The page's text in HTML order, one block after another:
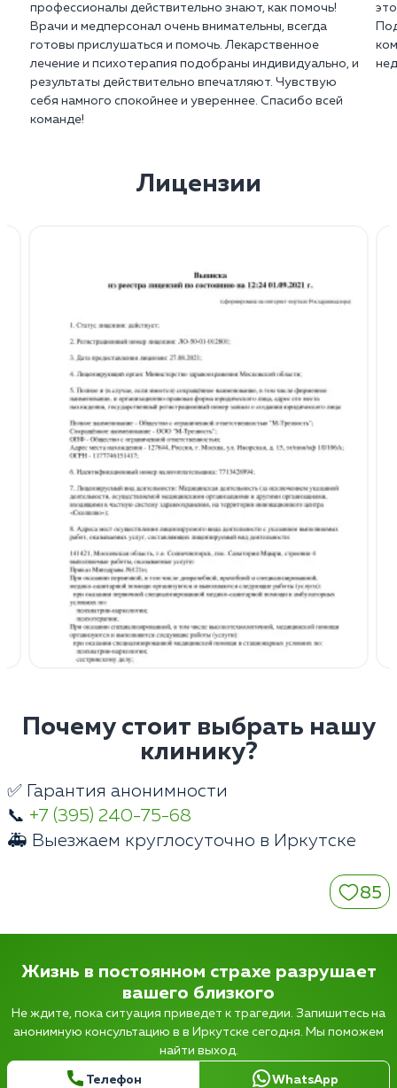
профессионалы действительно знают, как помочь!
Врачи и медперсонал очень внимательны, всегда
готовы прислушаться и помочь. Лекарственное
лечение и психотерапия подобраны индивидуально, и
результаты действительно впечатляют. Чувствую
себя намного спокойнее и увереннее. Спасибо всей
команде!
Лицензии
Почему стоит выбрать нашу
клинику?
✅ Гарантия анонимности
📞 +7 (395) 240-75-68
🚑 Выезжаем круглосуточно в Иркутске
85
Жизнь в постоянном страхе разрушает
вашего близкого
Не ждите, пока ситуация приведет к трагедии. Запишитесь на
анонимную консультацию в в Иркутске сегодня. Мы поможем
найти выход.
Телефон WhatsApp